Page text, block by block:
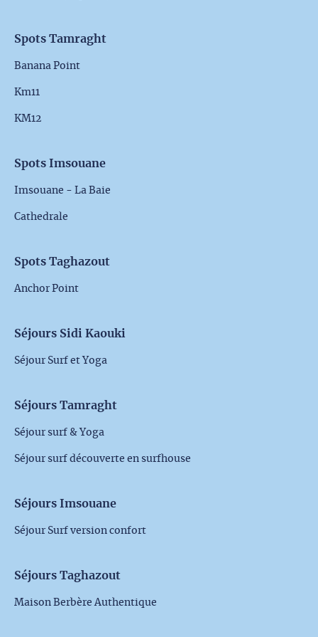
Spots Tamraght
Banana Point
Km11
KM12
Spots Imsouane
Imsouane - La Baie
Cathedrale
Spots Taghazout
Anchor Point
Séjours Sidi Kaouki
Séjour Surf et Yoga
Séjours Tamraght
Séjour surf & Yoga
Séjour surf découverte en surfhouse
Séjours Imsouane
Séjour Surf version confort
Séjours Taghazout
Maison Berbère Authentique